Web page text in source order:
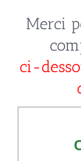
Merci
ci-